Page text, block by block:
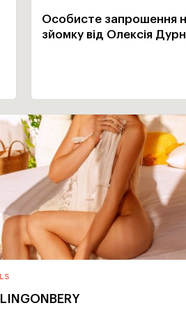
Особисте запрошення
зйомку від Олексія